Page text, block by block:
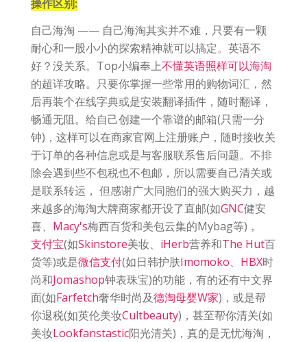
操作区别:
自己海淘 —— 自己海淘其实并不难，只要有一颗
耐心和一股小小的探索精神就可以搞定。英语不
好？没关系。Top小编奉上不懂英语照样可以海淘
的超详攻略。只要你掌握一些常用的购物词汇，然
后再装个在线字典或是安装翻译插件，随时翻译，
畅通无阻。给自己创建一个靠谱的邮箱(只需一分
钟)，这样可以在商家官网上注册账户，随时接收关
于订单的各种信息或是与客服联系售后问题。不排
除会遇到些不包税也不包邮，所以需要自己清关或
是联系转运， 但感谢广大同胞们的强大购买力，越
来越多的海淘大牌商家都开设了直邮(如GNC健安
喜、 Macy's梅西百货和美包云集的Mybag等)，
支付宝(如Skinstore美妆、 iHerb营养和The Hut百
货等)或是微信支付(如日韩护肤Imomoko、 HBX时
尚和Jomashop钟表珠宝)的功能，有的还有中文界
面(如Farfetch奢华时尚及德淘母婴W家)，或是帮
你退税(如英伦美妆Cultbeauty)，甚至帮你清关(如
美妆Lookfanstastic阳光清关)，真的是无忧海淘，